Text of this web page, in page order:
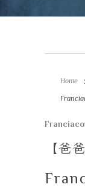
Home
【爸